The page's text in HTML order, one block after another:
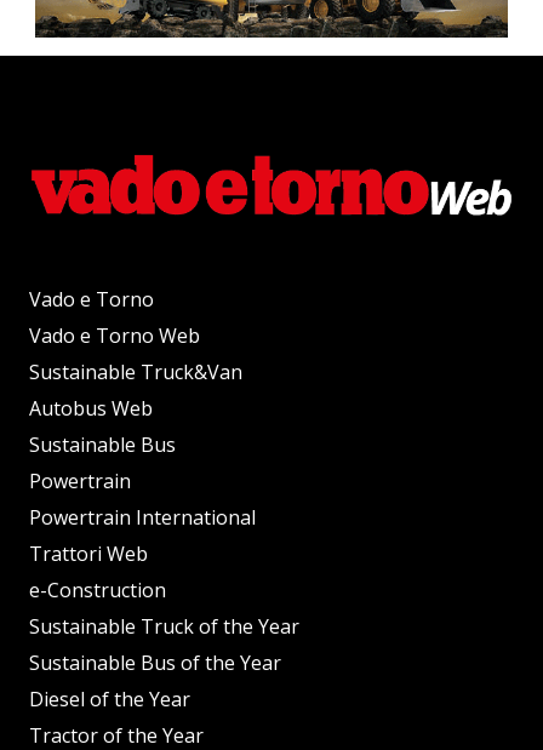
Vado e Torno
Vado e Torno Web
Sustainable Truck&Van
Autobus Web
Sustainable Bus
Powertrain
Powertrain International
Trattori Web
e-Construction
Sustainable Truck of the Year
Sustainable Bus of the Year
Diesel of the Year
Tractor of the Year